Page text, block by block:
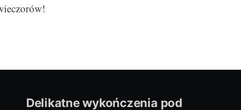
Delikatne wykończenia pod